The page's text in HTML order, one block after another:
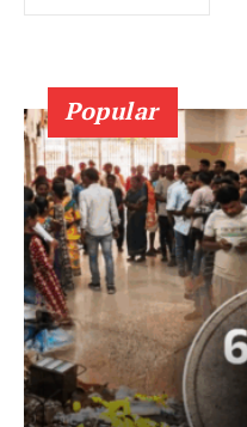
Popular